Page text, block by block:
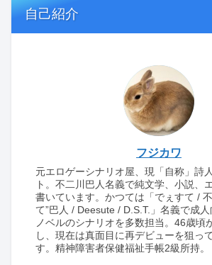
自己紹介
フジカワ
元エロゲーシナリオ屋、現「自称」詩
ト。不二川巴人名義で純文学、小説、
書いています。かつては「でぇすて /
て”巴人 / Deesute / D.S.T.」名義で成
ノベルのシナリオを多数担当。46歳頃
し、現在は真面目に再デビューを狙っ
す。精神障害者保健福祉手帳2級所持。